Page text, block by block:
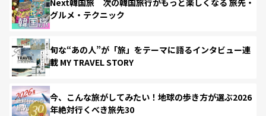
グルメ・テクニック
旬な“あの人”が「旅」をテーマに語るインタビュー連
載 MY TRAVEL STORY
今、こんな旅がしてみたい！地球の歩き方が選ぶ2026
年絶対行くべき旅先30